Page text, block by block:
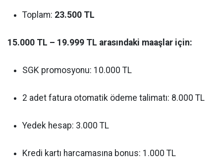
Toplam: 23.500 TL
15.000 TL – 19.999 TL arasındaki maaşlar için:
SGK promosyonu: 10.000 TL
2 adet fatura otomatik ödeme talimatı: 8.000 TL
Yedek hesap: 3.000 TL
Kredi kartı harcamasına bonus: 1.000 TL